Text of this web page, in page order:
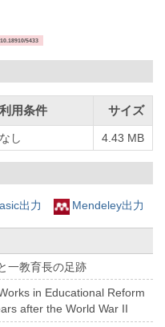
5433
利用条件 サイズ
なし 4.43 MB
出力 Mendeley出力
一教育長の足跡
in Educational Reform
after the World War II